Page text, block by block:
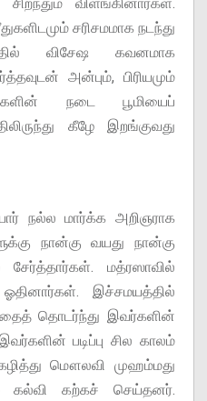
சரிசமமாக நடந்து
விசேஷ கவனமாக
அன்பும், பிரியமும்
நடை பூமியைப்
கீழே இறங்குவது
நல்ல மார்க்க அறிஞராக
நான்கு வயது நான்கு
சேர்த்தார்கள். மத்ரஸாவில்
இச்சமயத்தில்
தொடர்ந்து இவர்களின்
படிப்பு சில காலம்
கழித்து மௌலவி முஹம்மது
கல்வி கற்கச் செய்தனர்.